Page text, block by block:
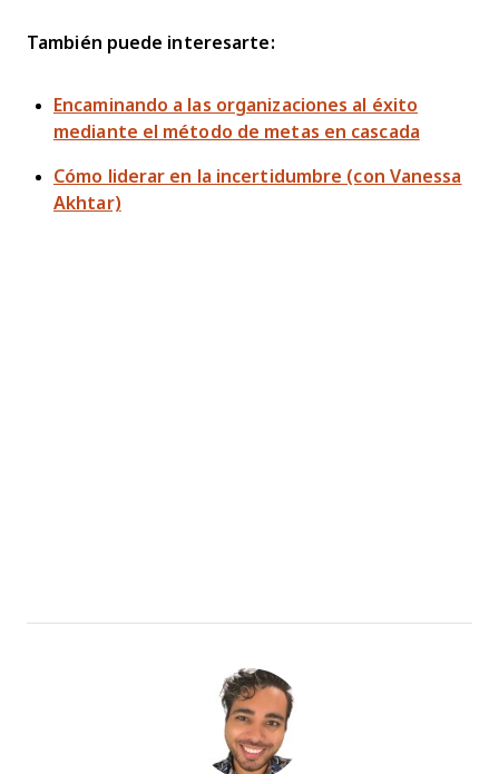
También puede interesarte:
Encaminando a las organizaciones al éxito
mediante el método de metas en cascada
Cómo liderar en la incertidumbre (con Vanessa
Akhtar)